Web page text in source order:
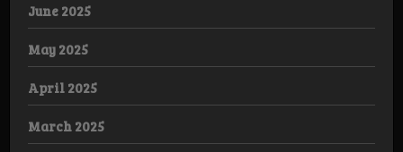
June 2025
May 2025
April 2025
March 2025